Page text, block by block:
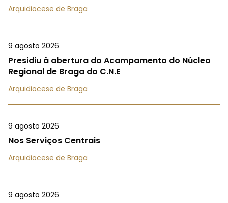
Arquidiocese de Braga
9 agosto 2026
Presidiu à abertura do Acampamento do Núcleo
Regional de Braga do C.N.E
Arquidiocese de Braga
9 agosto 2026
Nos Serviços Centrais
Arquidiocese de Braga
9 agosto 2026